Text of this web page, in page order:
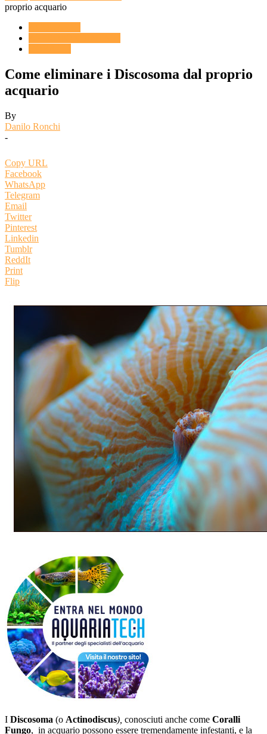
proprio acquario
Come eliminare i Discosoma dal proprio
acquario
By
Danilo Ronchi
-
Copy URL
Facebook
WhatsApp
Telegram
Email
Twitter
Pinterest
Linkedin
Tumblr
ReddIt
Print
Flip
I Discosoma (o Actinodiscus), conosciuti anche come Coralli
Fungo, in acquario possono essere tremendamente infestanti, e la